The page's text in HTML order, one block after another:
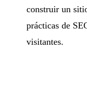
construir un
prácticas de
visitantes.